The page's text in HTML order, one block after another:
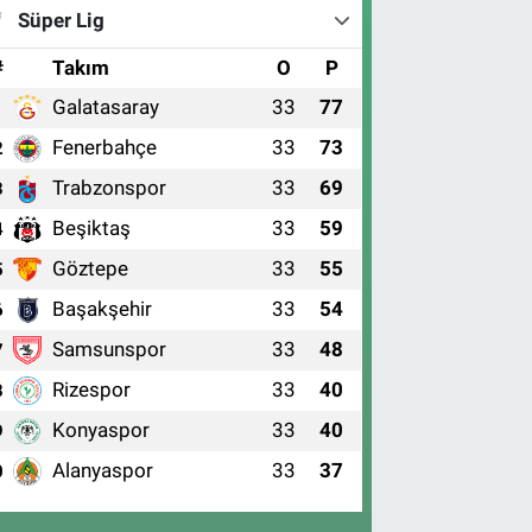
Süper Lig
Takım O P
Galatasaray 33 77
Fenerbahçe 33 73
Trabzonspor 33 69
Beşiktaş 33 59
Göztepe 33 55
Başakşehir 33 54
Samsunspor 33 48
Rizespor 33 40
Konyaspor 33 40
Alanyaspor 33 37